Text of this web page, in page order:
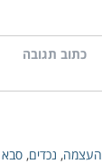
העצמה, נכדים,